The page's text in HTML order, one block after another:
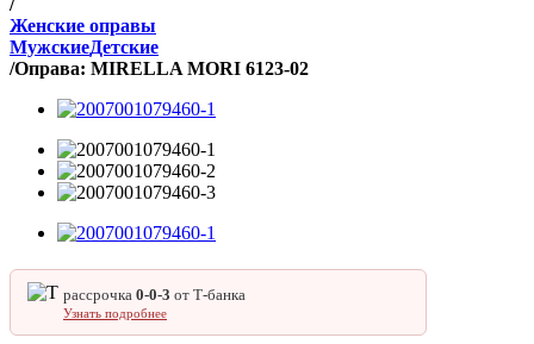
/
Женские оправы
МужскиеДетские
/Оправа: MIRELLA MORI 6123-02
рассрочка 0‑0‑3 от Т‑банка
Узнать подробнее